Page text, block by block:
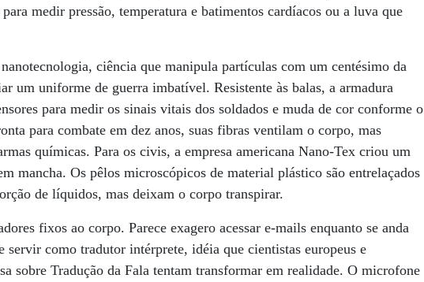
medir pressão, temperatura e batimentos cardíacos ou a luva que
ciência que manipula partículas com um centésimo da
um uniforme de guerra imbatível. Resistente às balas, a armadura
para medir os sinais vitais dos soldados e muda de cor conforme o
para combate em dez anos, suas fibras ventilam o corpo, mas
químicas. Para os civis, a empresa americana Nano-Tex criou um
mancha. Os pêlos microscópicos de material plástico são entrelaçados
de líquidos, mas deixam o corpo transpirar.
fixos ao corpo. Parece exagero acessar e-mails enquanto se anda
servir como tradutor intérprete, idéia que cientistas europeus e
sobre Tradução da Fala tentam transformar em realidade. O microfone